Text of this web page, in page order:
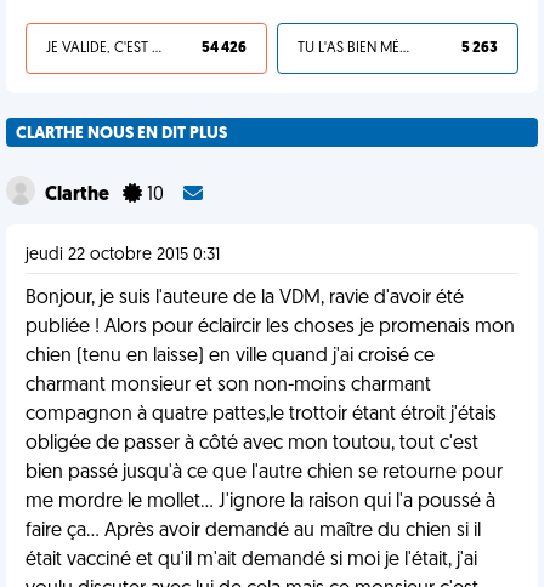
JE VALIDE, C'EST UNE VDM 54 426 TU L'AS BIEN MÉRITÉ 5 263
CLARTHE NOUS EN DIT PLUS
Clarthe 10
jeudi 22 octobre 2015 0:31
Bonjour, je suis l'auteure de la VDM, ravie d'avoir été
publiée ! Alors pour éclaircir les choses je promenais mon
chien (tenu en laisse) en ville quand j'ai croisé ce
charmant monsieur et son non-moins charmant
compagnon à quatre pattes,le trottoir étant étroit j'étais
obligée de passer à côté avec mon toutou, tout c'est
bien passé jusqu'à ce que l'autre chien se retourne pour
me mordre le mollet... J'ignore la raison qui l'a poussé à
faire ça... Après avoir demandé au maître du chien si il
était vacciné et qu'il m'ait demandé si moi je l'était, j'ai